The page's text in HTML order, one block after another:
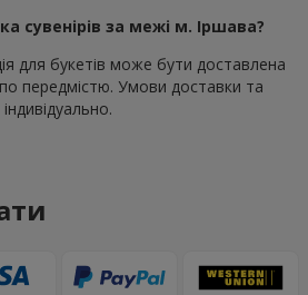
сувенірів за межі м. Іршава?
для букетів може бути доставлена
передмістю. Умови доставки та